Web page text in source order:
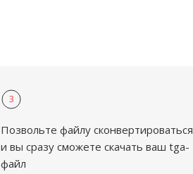
3
Позвольте файлу сконвертироваться
и вы сразу сможете скачать ваш tga-
файл